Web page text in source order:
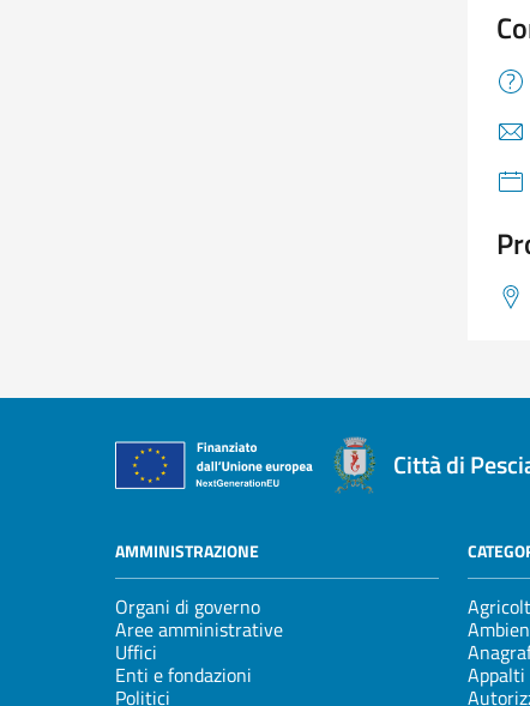
Città di
AMMINISTRAZIONE
Organi di governo
Aree amministrative
Uffici
Enti e fondazioni
Politici
Appalti